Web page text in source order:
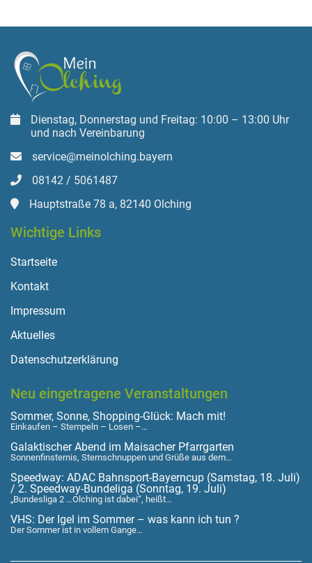
Dienstag, Donnerstag und Freitag: 10:00 – 13:00 Uhr
und nach Vereinbarung
service@meinolching.bayern
08142 / 5061487
Hauptstraße 78 a, 82140 Olching
Wichtige Links
Startseite
Kontakt
Impressum
Aktuelles
Datenschutzerklärung
Neu eingetragene Veranstaltungen
Sommer, Sonne, Shopping-Glück: Mach mit!
Einkaufen – Stempeln – Losen –…
Galaktischer Abend im Maisacher Pfarrgarten
Sonnenfinsternis, Sternschnuppen und Grüße aus dem…
Speedway: ADAC Bahnsport-Bayerncup (Samstag, 18. Juli)
/ 2. Speedway-Bundeliga (Sonntag, 19. Juli)
„Bundesliga 2 …Olching ist dabei“, heißt…
VHS: Der Igel im Sommer – was kann ich tun ?
Der Sommer ist in vollem Gange…